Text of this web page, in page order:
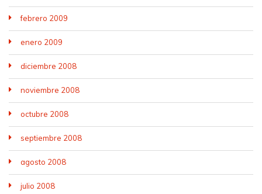
febrero 2009
enero 2009
diciembre 2008
noviembre 2008
octubre 2008
septiembre 2008
agosto 2008
julio 2008